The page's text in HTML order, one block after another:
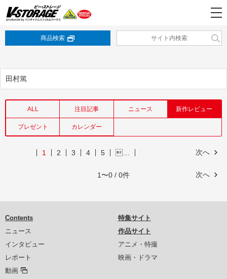
商品検索
田村篤
ALL 注目記事 ニュース 新作レビュー
プレゼント カレンダー
次へ
1 2 3 4 5 …
次へ
1〜0 / 0件
Contents
ニュース
インタビュー
レポート
動画
特集サイト
作品サイト
アニメ・特撮
映画・ドラマ